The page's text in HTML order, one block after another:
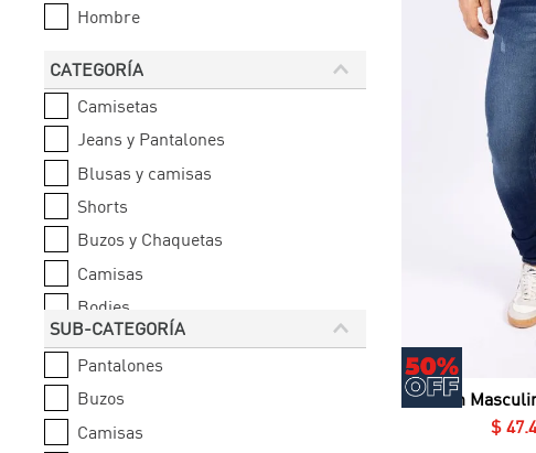
Hombre
CATEGORÍA
Camisetas
Jeans y Pantalones
Blusas y camisas
Shorts
Buzos y Chaquetas
Camisas
Bodies
Bermudas
SUB-CATEGORÍA
Pantalones
Buzos
Camisas
Jean
$ 47.